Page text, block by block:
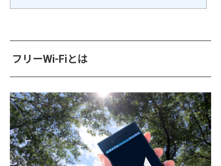
フリーWi-Fiとは